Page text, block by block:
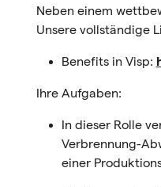
Neben einem
Unsere vollständige
Benefits in Visp:
Ihre Aufgaben:
In dieser Rolle
Verbrennung-
einer